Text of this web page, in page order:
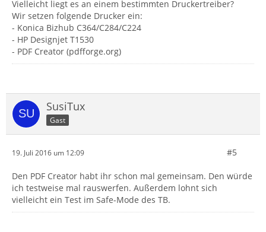
Vielleicht liegt es an einem bestimmten Druckertreiber?
Wir setzen folgende Drucker ein:
- Konica Bizhub C364/C284/C224
- HP Designjet T1530
- PDF Creator (pdfforge.org)
SusiTux
Gast
19. Juli 2016 um 12:09 #5
Den PDF Creator habt ihr schon mal gemeinsam. Den würde
ich testweise mal rauswerfen. Außerdem lohnt sich
vielleicht ein Test im Safe-Mode des TB.